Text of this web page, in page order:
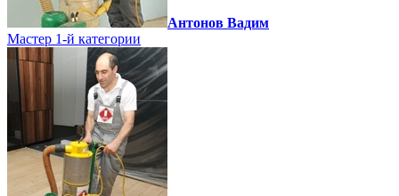
Антонов Вадим
Мастер 1-й категории